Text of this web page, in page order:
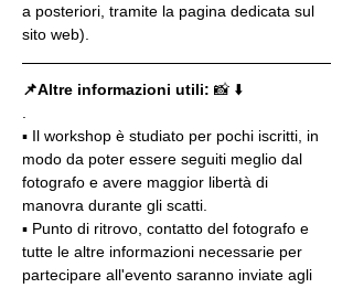
a posteriori, tramite la pagina dedicata sul
sito web).
📌Altre informazioni utili: 📸 ⬇️
▪️ Il workshop è studiato per pochi iscritti, in
modo da poter essere seguiti meglio dal
fotografo e avere maggior libertà di
manovra durante gli scatti.
▪️ Punto di ritrovo, contatto del fotografo e
tutte le altre informazioni necessarie per
partecipare all'evento saranno inviate agli